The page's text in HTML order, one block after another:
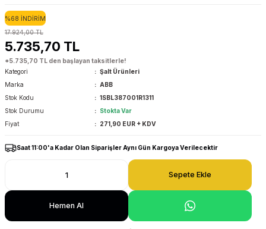
%68 İNDİRİM
17.924,00 TL
5.735,70 TL
*5.735,70 TL den başlayan taksitlerle!
Kategori
Şalt Ürünleri
Marka
ABB
Stok Kodu
1SBL387001R1311
Stok Durumu
Stokta Var
Fiyat
271,90 EUR + KDV
Saat 11:00'a Kadar Olan Siparişler Aynı Gün Kargoya Verilecektir
Sepete Ekle
Hemen Al